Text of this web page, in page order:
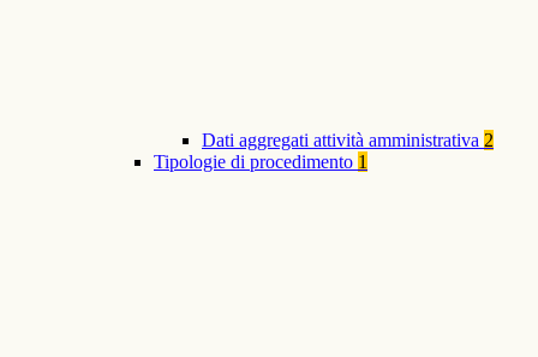
Dati aggregati attività amministrativa 2
Tipologie di procedimento 1